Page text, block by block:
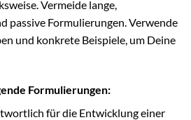
Vermeide lange,
passive Formulierungen. Verwende
und konkrete Beispiele, um Deine
Formulierungen:
für die Entwicklung einer